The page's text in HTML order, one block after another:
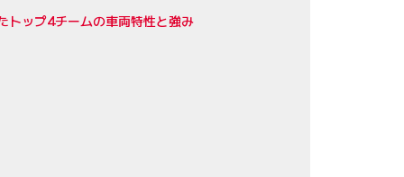
トップ4チームの車両特性と強み